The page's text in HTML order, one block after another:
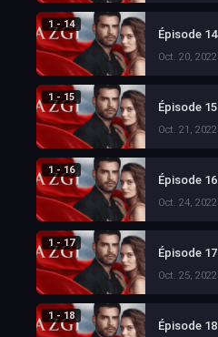
1 - 14
Épisode 14
Oct. 20, 2022
1 - 15
Épisode 15
Oct. 21, 2022
1 - 16
Épisode 16
Oct. 24, 2022
1 - 17
Épisode 17
Oct. 25, 2022
1 - 18
Épisode 18